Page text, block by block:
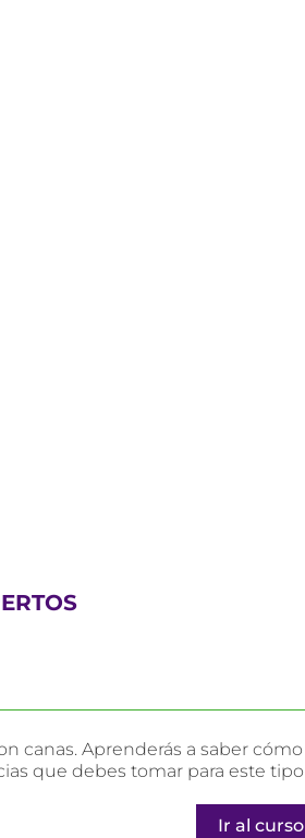
canas. Aprenderás a saber cómo
que debes tomar para este tipo
Ir al curso